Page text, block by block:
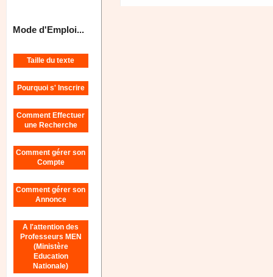
Mode d'Emploi...
Taille du texte
Pourquoi s' Inscrire
Comment Effectuer
une Recherche
Comment gérer son
Compte
Comment gérer son
Annonce
A l'attention des
Professeurs MEN
(Ministère
Education
Nationale)